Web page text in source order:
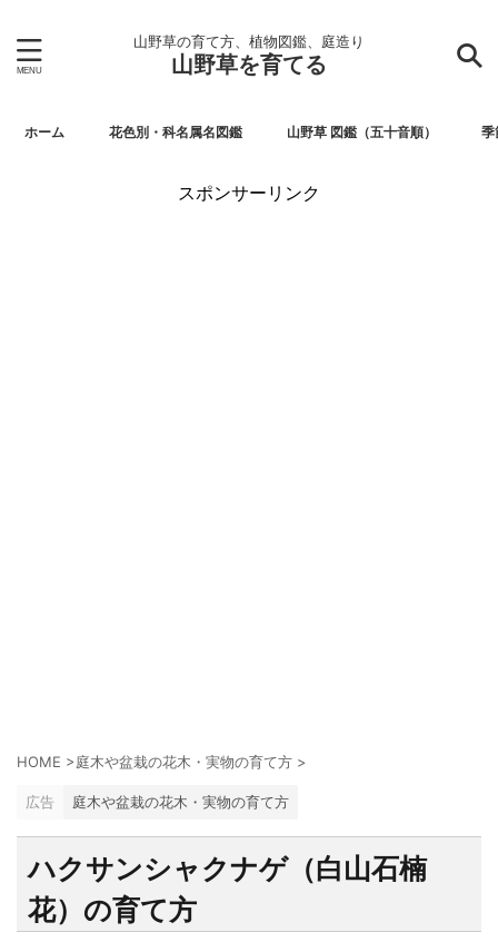
山野草の育て方、植物図鑑、庭造り
山野草を育てる
ホーム 花色別・科名属名図鑑 山野草 図鑑（五十音順） 季
スポンサーリンク
HOME >庭木や盆栽の花木・実物の育て方 >
広告 庭木や盆栽の花木・実物の育て方
ハクサンシャクナゲ（白山石楠
花）の育て方